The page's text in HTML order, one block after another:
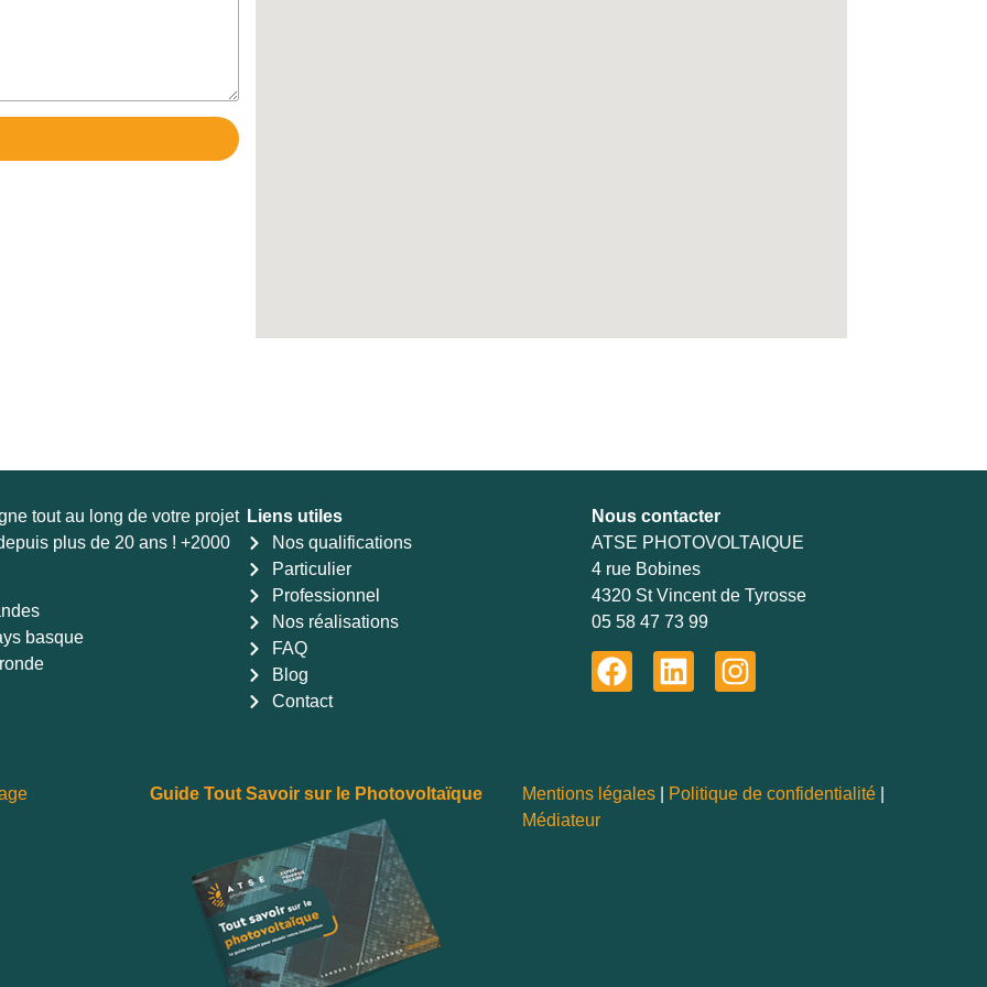
tout au long de votre projet
plus de 20 ans ! +2000
basque
Liens utiles
Nos qualifications
Particulier
Professionnel
Nos réalisations
FAQ
Blog
Contact
Nous contacter
ATSE PHOTOVOLTAIQUE
4 rue Bobines
4320 St Vincent de Tyrosse
05 58 47 73 99
Guide Tout Savoir sur le Photovoltaïque Mentions légales Politique de confidentialité
Médiateur